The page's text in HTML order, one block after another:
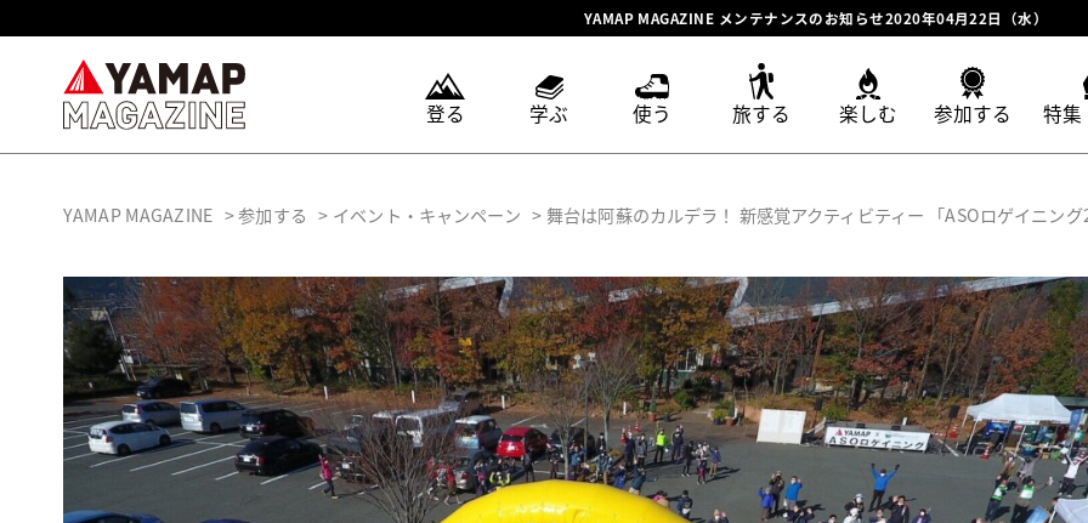
YAMAP MAGAZINE メンテナンスのお知らせ2020年04月22日（水）
登る 学ぶ 使う 旅する 楽しむ 参加する 特集
YAMAP MAGAZINE 参加する イベント・キャンペーン 舞台は阿蘇のカルデラ！ 新感覚アクティビティー 「ASOロゲイニン